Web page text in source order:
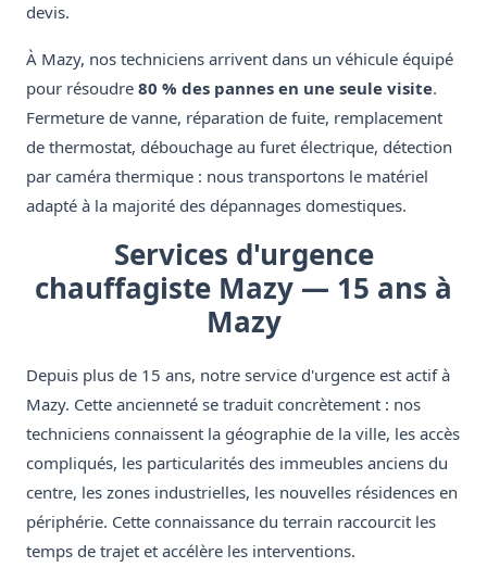
devis.
À Mazy, nos techniciens arrivent dans un véhicule équipé
pour résoudre 80 % des pannes en une seule visite.
Fermeture de vanne, réparation de fuite, remplacement
de thermostat, débouchage au furet électrique, détection
par caméra thermique : nous transportons le matériel
adapté à la majorité des dépannages domestiques.
Services d'urgence
chauffagiste Mazy — 15 ans à
Mazy
Depuis plus de 15 ans, notre service d'urgence est actif à
Mazy. Cette ancienneté se traduit concrètement : nos
techniciens connaissent la géographie de la ville, les accès
compliqués, les particularités des immeubles anciens du
centre, les zones industrielles, les nouvelles résidences en
périphérie. Cette connaissance du terrain raccourcit les
temps de trajet et accélère les interventions.